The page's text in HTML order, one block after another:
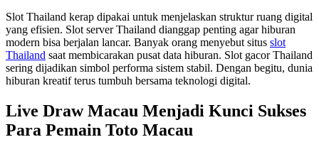
Slot Thailand kerap dipakai untuk menjelaskan struktur ruang digital
yang efisien. Slot server Thailand dianggap penting agar hiburan
modern bisa berjalan lancar. Banyak orang menyebut situs slot
Thailand saat membicarakan pusat data hiburan. Slot gacor Thailand
sering dijadikan simbol performa sistem stabil. Dengan begitu, dunia
hiburan kreatif terus tumbuh bersama teknologi digital.
Live Draw Macau Menjadi Kunci Sukses
Para Pemain Toto Macau